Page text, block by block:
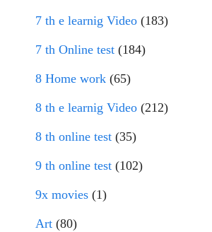
7 th e learnig Video (183)
7 th Online test (184)
8 Home work (65)
8 th e learnig Video (212)
8 th online test (35)
9 th online test (102)
9x movies (1)
Art (80)